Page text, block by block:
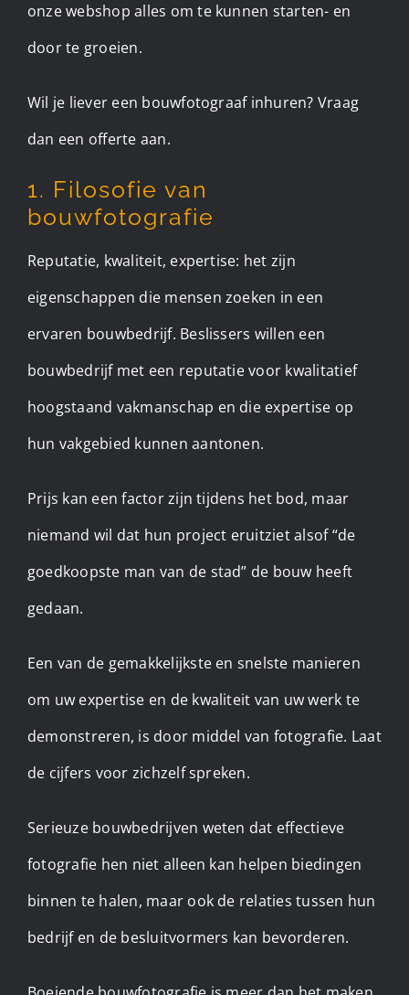
onze webshop alles om te kunnen starten- en
door te groeien.
Wil je liever een bouwfotograaf inhuren? Vraag
dan een offerte aan.
1. Filosofie van
bouwfotografie
Reputatie, kwaliteit, expertise: het zijn
eigenschappen die mensen zoeken in een
ervaren bouwbedrijf. Beslissers willen een
bouwbedrijf met een reputatie voor kwalitatief
hoogstaand vakmanschap en die expertise op
hun vakgebied kunnen aantonen.
Prijs kan een factor zijn tijdens het bod, maar
niemand wil dat hun project eruitziet alsof “de
goedkoopste man van de stad” de bouw heeft
gedaan.
Een van de gemakkelijkste en snelste manieren
om uw expertise en de kwaliteit van uw werk te
demonstreren, is door middel van fotografie. Laat
de cijfers voor zichzelf spreken.
Serieuze bouwbedrijven weten dat effectieve
fotografie hen niet alleen kan helpen biedingen
binnen te halen, maar ook de relaties tussen hun
bedrijf en de besluitvormers kan bevorderen.